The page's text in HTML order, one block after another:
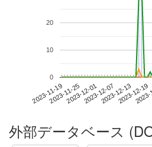
2023-11-192023-11-252023-12-012023-12-072023-12-132023-12-19
0
10
20
外部データベース